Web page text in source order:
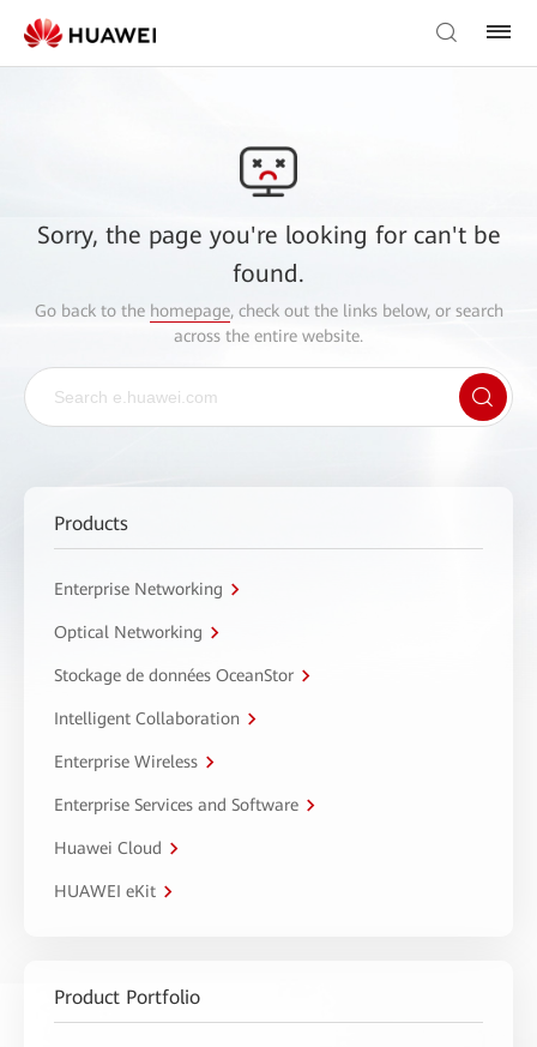
Sorry, the page you're looking for can't be
found.
Go back to the homepage, check out the links below, or search
across the entire website.
Products
Enterprise Networking
Optical Networking
Stockage de données OceanStor
Intelligent Collaboration
Enterprise Wireless
Enterprise Services and Software
Huawei Cloud
HUAWEI eKit
Product Portfolio